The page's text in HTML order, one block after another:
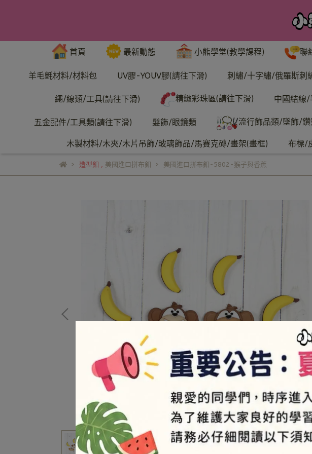
首頁 最新動態 小熊學堂(教學課程) 聯
羊毛氈材料/材料包 UV膠-YOUV膠(請往下滑) 刺繡/十字繡/俄羅斯刺
繩/線類/工具(請往下滑) 精緻彩珠區(請往下滑) 中國結線
五金配件/工具類(請往下滑) 髮飾/眼鏡類 流行飾品類/墜飾/
木製材料/木夾/木片吊飾/玻璃飾品/馬賽克磚/畫架(畫框) 布標/
造型釦 , 美國進口拼布釦 美國進口拼布釦-5802-猴子與香蕉